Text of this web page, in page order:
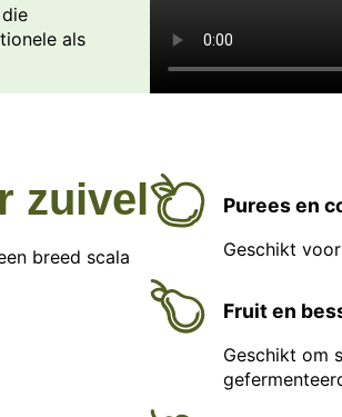
als
zuivel
breed scala
Purees en
Geschikt
Fruit en
Geschikt om